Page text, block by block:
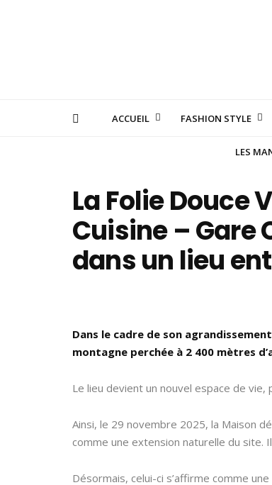
ACCUEIL FASHION STYLE
LES
La Folie Douce
Cuisine – Gare
dans un lieu
Dans le cadre de son
montagne perchée à 2 400 mètres
Le lieu devient un nouvel espace de
Ainsi, le 29 novembre 2025, la Maison
comme une extension naturelle du site.
Désormais, celui-ci s’affirme comme